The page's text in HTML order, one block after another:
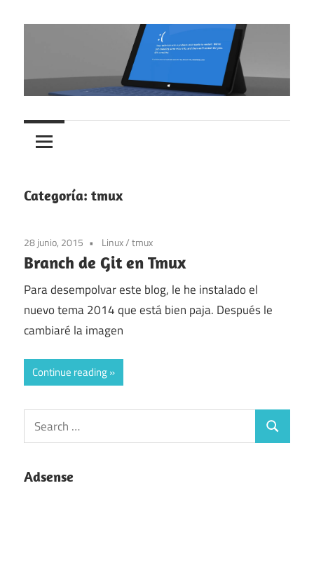
to
Melancolía
al
despertar
Blog
de
Oliver
Categoría: tmux
28 junio, 2015 Linux/tmux
Branch de Git en Tmux
Para desempolvar este blog, le he instalado el
nuevo tema 2014 que está bien paja. Después le
cambiaré la imagen
Continue reading
Search
for:
Search
Adsense